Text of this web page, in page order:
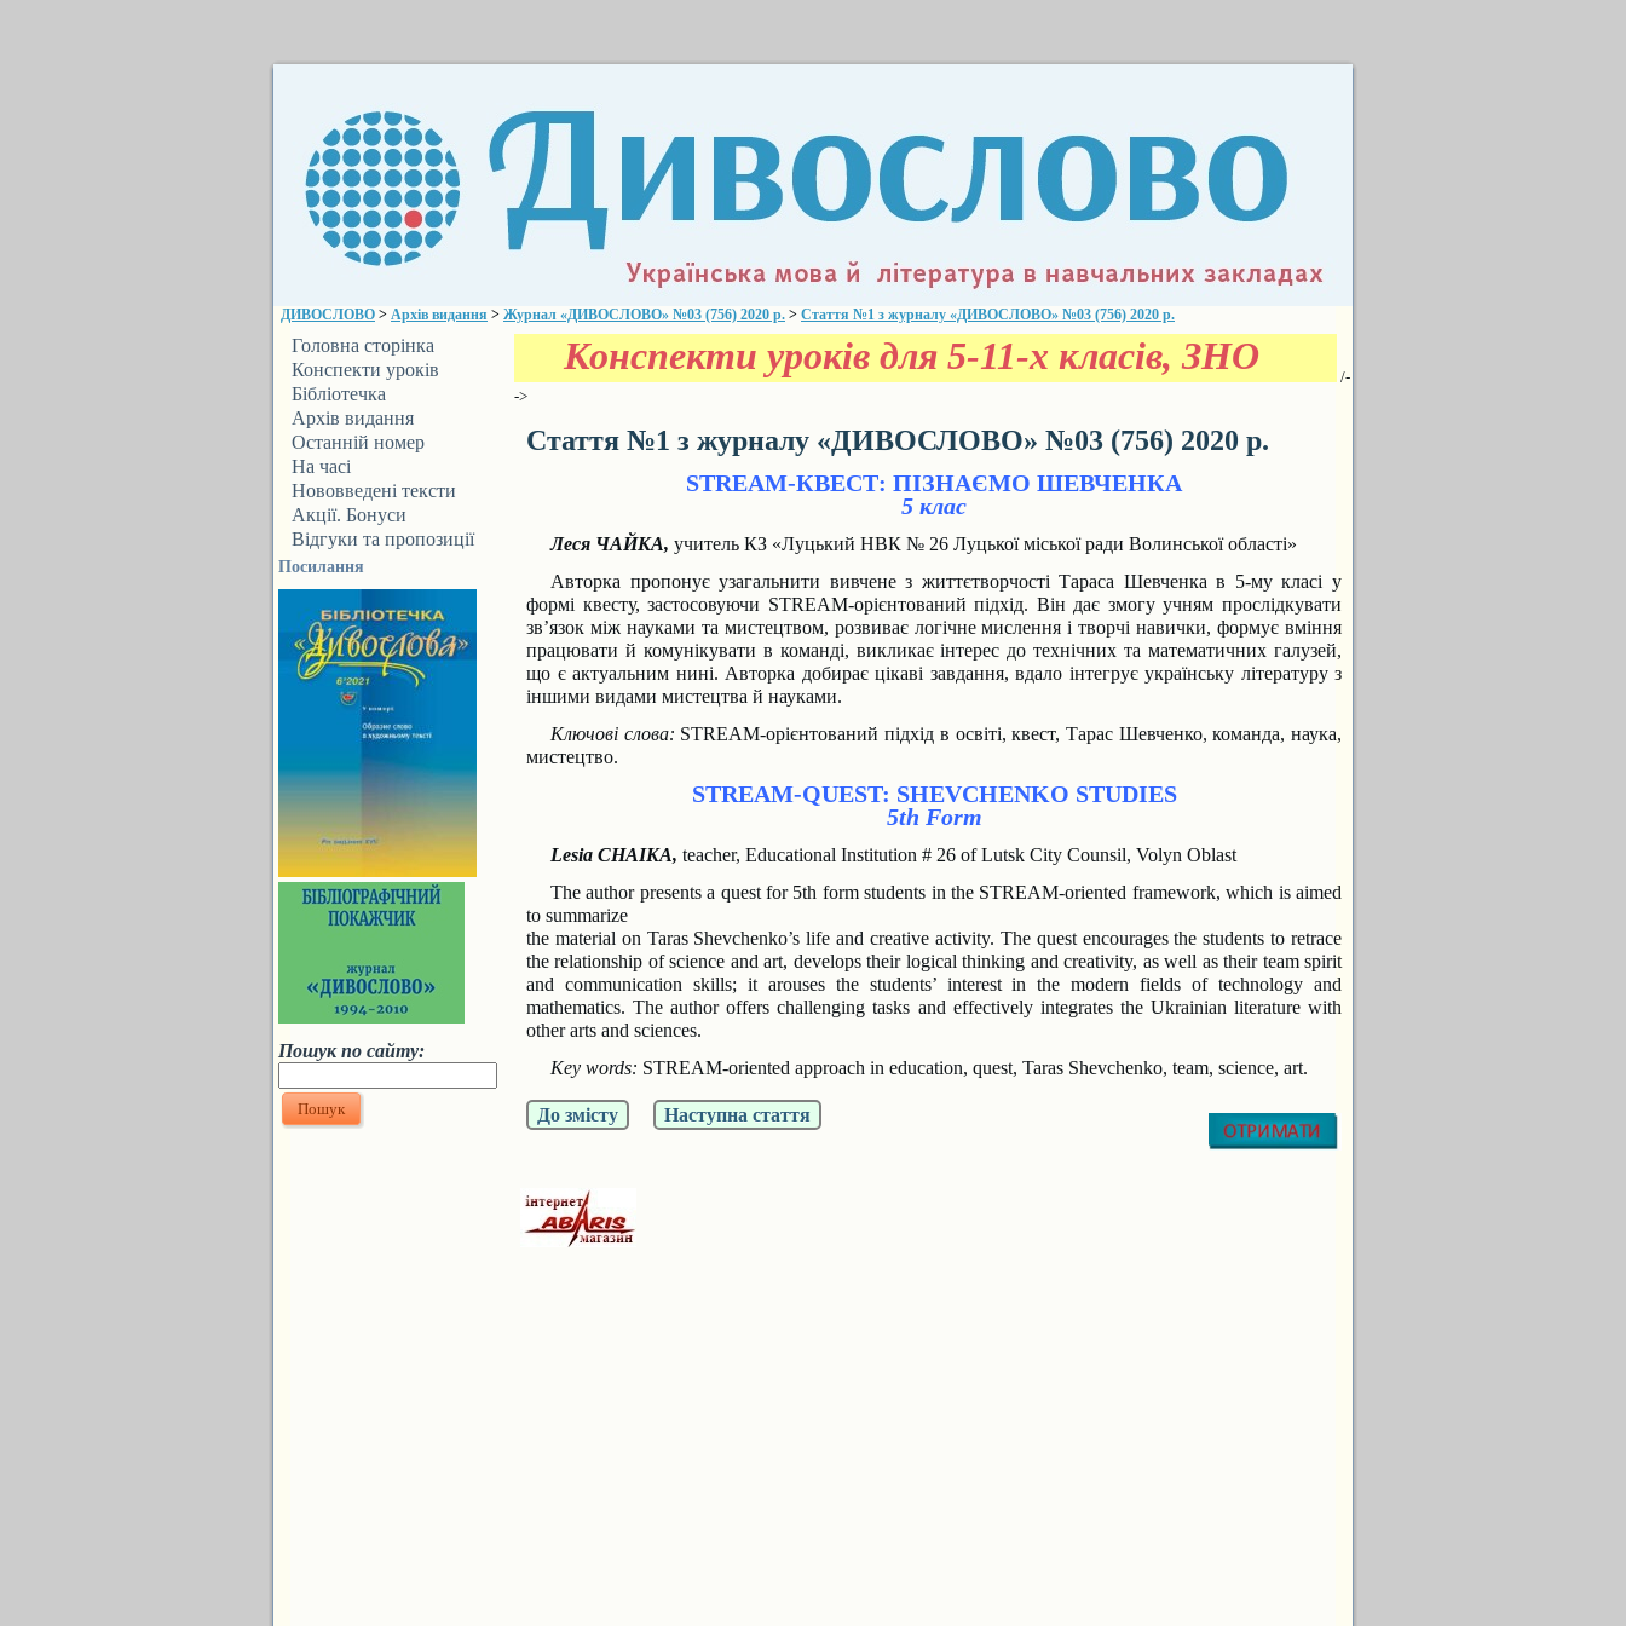
ДИВОСЛОВО > Архів видання > Журнал «ДИВОСЛОВО» №03 (756) 2020 р. > Стаття №1 з журналу «ДИВОСЛОВО» №03 (756) 2020 р.
Головна сторінка
Конспекти уроків
Бібліотечка
ДИВОСЛОВА
Архів видання
Останній номер
На часі
Нововведені тексти
Акції. Бонуси
Відгуки та пропозиції
Посилання
Пошук по сайту:
Конспекти уроків для 5-11-х класів, ЗНО
/-
->
Стаття №1 з журналу «ДИВОСЛОВО» №03 (756) 2020 р.
STREAM-КВЕСТ: ПІЗНАЄМО ШЕВЧЕНКА
5 клас
Леся ЧАЙКА, учитель КЗ «Луцький НВК № 26 Луцької міської ради Волинської області»
Авторка пропонує узагальнити вивчене з життєтворчості Тараса Шевченка в 5-му класі у
формі квесту, застосовуючи STREAM-орієнтований підхід. Він дає змогу учням прослідкувати
зв’язок між науками та мистецтвом, розвиває логічне мислення і творчі навички, формує вміння
працювати й комунікувати в команді, викликає інтерес до технічних та математичних галузей,
що є актуальним нині. Авторка добирає цікаві завдання, вдало інтегрує українську літературу з
іншими видами мистецтва й науками.
Ключові слова: STREAM-орієнтований підхід в освіті, квест, Тарас Шевченко, команда, наука,
мистецтво.
STREAM-QUEST: SHEVCHENKO STUDIES
5th Form
Lesia CHAIKA, teacher, Educational Institution # 26 of Lutsk City Counsil, Volyn Oblast
The author presents a quest for 5th form students in the STREAM-oriented framework, which is aimed
to summarize
the material on Taras Shevchenko’s life and creative activity. The quest encourages the students to retrace
the relationship of science and art, develops their logical thinking and creativity, as well as their team spirit
and communication skills; it arouses the students’ interest in the modern fields of technology and
mathematics. The author offers challenging tasks and effectively integrates the Ukrainian literature with
other arts and sciences.
Key words: STREAM-oriented approach in education, quest, Taras Shevchenko, team, science, art.
До змісту Наступна стаття